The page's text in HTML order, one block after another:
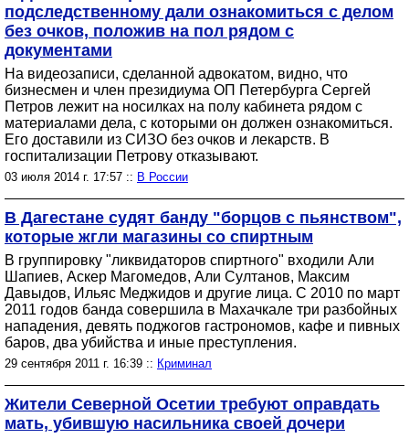
подследственному дали ознакомиться с делом
без очков, положив на пол рядом с
документами
На видеозаписи, сделанной адвокатом, видно, что
бизнесмен и член президиума ОП Петербурга Сергей
Петров лежит на носилках на полу кабинета рядом с
материалами дела, с которыми он должен ознакомиться.
Его доставили из СИЗО без очков и лекарств. В
госпитализации Петрову отказывают.
03 июля 2014 г. 17:57 :: В России
В Дагестане судят банду "борцов с пьянством",
которые жгли магазины со спиртным
В группировку "ликвидаторов спиртного" входили Али
Шапиев, Аскер Магомедов, Али Султанов, Максим
Давыдов, Ильяс Меджидов и другие лица. С 2010 по март
2011 годов банда совершила в Махачкале три разбойных
нападения, девять поджогов гастрономов, кафе и пивных
баров, два убийства и иные преступления.
29 сентября 2011 г. 16:39 :: Криминал
Жители Северной Осетии требуют оправдать
мать, убившую насильника своей дочери